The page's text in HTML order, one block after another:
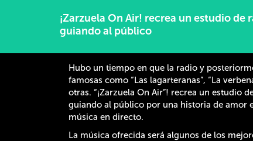
¡Zarzuela On Air! recrea un estudio
guiando al público
Hubo un tiempo en que la radio y
famosas como “Las lagarteranas”, “La
otras. “¡Zarzuela On Air”! recrea un estudio
guiando al público por una historia de amor
música en directo.
La música ofrecida será algunos de los